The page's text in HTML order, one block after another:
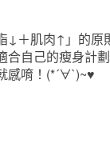
↓＋肌肉↑」的原
合自己的瘦身計
感唷！(*´∀`)~♥